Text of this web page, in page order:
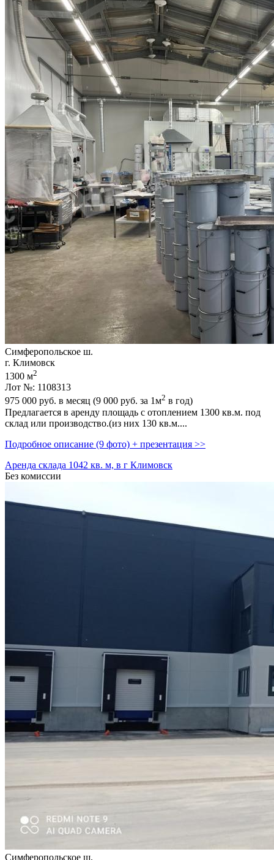
Симферопольское ш.
г. Климовск
1300 м2
Лот №: 1108313
975 000 руб. в месяц (9 000 руб. за 1м2 в год)
Предлагается в аренду площадь с отоплением 1300 кв.м. под
склад или производство.(из них 130 кв.м....
Подробное описание (9 фото) + презентация >>
Аренда склада 1042 кв. м, в г Климовск
Без комиссии
Симферопольское ш.